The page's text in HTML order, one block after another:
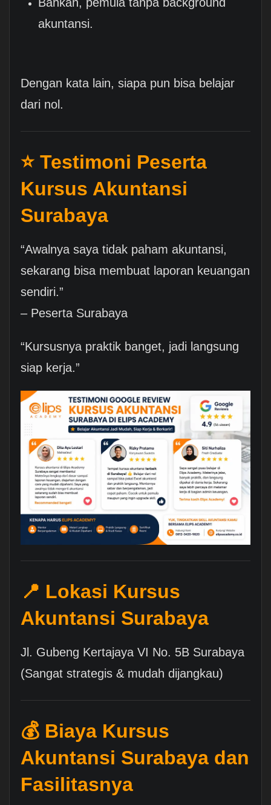
akuntansi.
Dengan kata lain, siapa pun bisa belajar
dari nol.
⭐ Testimoni Peserta
Kursus Akuntansi
Surabaya
“Awalnya saya tidak paham akuntansi,
sekarang bisa membuat laporan keuangan
sendiri.”
– Peserta Surabaya
“Kursusnya praktik banget, jadi langsung
siap kerja.”
📍 Lokasi Kursus
Akuntansi Surabaya
Jl. Gubeng Kertajaya VI No. 5B Surabaya
(Sangat strategis & mudah dijangkau)
💰 Biaya Kursus
Akuntansi Surabaya dan
Fasilitasnya